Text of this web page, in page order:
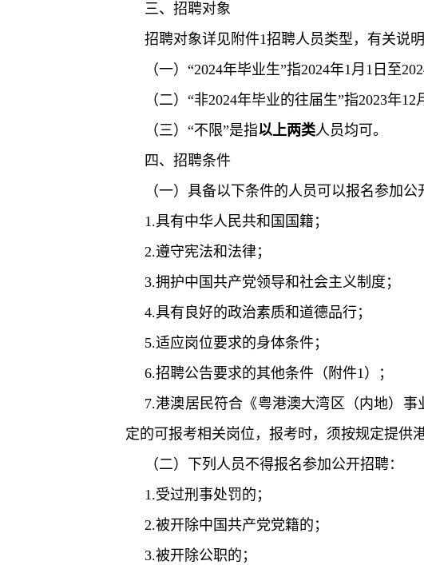
三、招聘对象
招聘对象详见附件1招聘人员类型，有关说明
（一）“2024年毕业生”指2024年1月1日至
（二）“非2024年毕业的往届生”指2023年
（三）“不限”是指以上两类人员均可。
四、招聘条件
（一）具备以下条件的人员可以报名参加公
1.具有中华人民共和国国籍；
2.遵守宪法和法律；
3.拥护中国共产党领导和社会主义制度；
4.具有良好的政治素质和道德品行；
5.适应岗位要求的身体条件；
6.招聘公告要求的其他条件（附件1）；
7.港澳居民符合《粤港澳大湾区（内地）
定的可报考相关岗位，报考时，须按规定提供
（二）下列人员不得报名参加公开招聘：
1.受过刑事处罚的；
2.被开除中国共产党党籍的；
3.被开除公职的；